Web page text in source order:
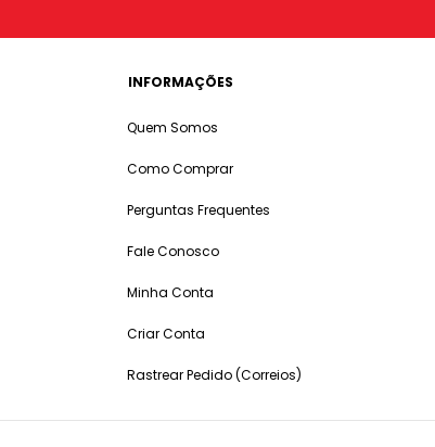
INFORMAÇÕES
Quem Somos
Como Comprar
Perguntas Frequentes
Fale Conosco
Minha Conta
Criar Conta
Rastrear Pedido (Correios)